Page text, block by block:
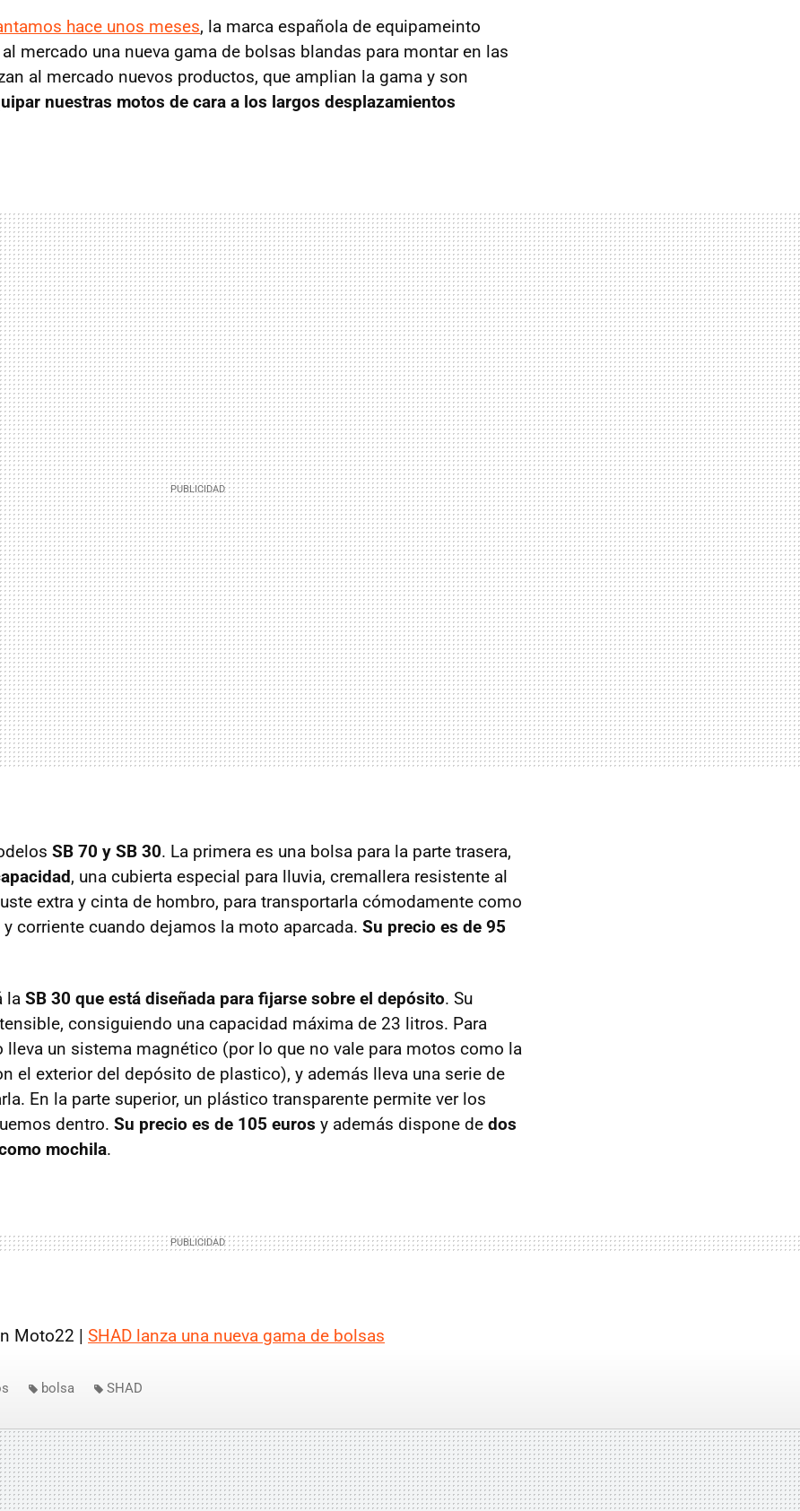
hace unos meses, la marca española de equipameinto
mercado una nueva gama de bolsas blandas para montar en las
al mercado nuevos productos, que amplian la gama y son
nuestras motos de cara a los largos desplazamientos
SB 70 y SB 30. La primera es una bolsa para la parte trasera,
, una cubierta especial para lluvia, cremallera resistente al
extra y cinta de hombro, para transportarla cómodamente como
corriente cuando dejamos la moto aparcada. Su precio es de 95
la SB 30 que está diseñada para fijarse sobre el depósito. Su
consiguiendo una capacidad máxima de 23 litros. Para
lleva un sistema magnético (por lo que no vale para motos como la
el exterior del depósito de plastico), y además lleva una serie de
En la parte superior, un plástico transparente permite ver los
dentro. Su precio es de 105 euros y además dispone de dos
mochila.
Moto22 | SHAD lanza una nueva gama de bolsas
bolsa SHAD